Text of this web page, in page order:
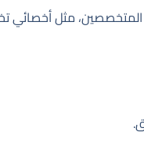
المتخصصين، مثل